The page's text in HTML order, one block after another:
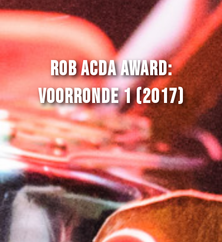
Rob Acda Award:
Voorronde 1 (2017)